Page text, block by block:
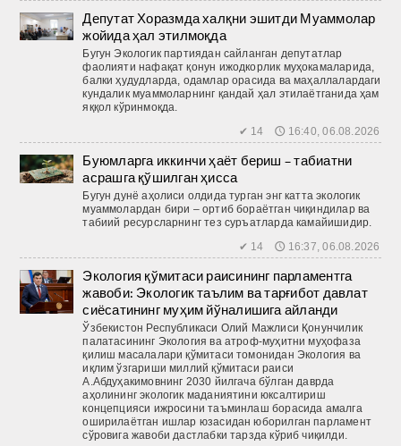
Депутат Хоразмда халқни эшитди Муаммолар
жойида ҳал этилмоқда
Бугун Экологик партиядан сайланган депутатлар
фаолияти нафақат қонун ижодкорлик муҳокамаларида,
балки ҳудудларда, одамлар орасида ва маҳаллалардаги
кундалик муаммоларнинг қандай ҳал этилаётганида ҳам
яққол кўринмоқда.
✔ 14 🕔 16:40, 06.08.2026
Буюмларга иккинчи ҳаёт бериш – табиатни
асрашга қўшилган ҳисса
Бугун дунё аҳолиси олдида турган энг катта экологик
муаммолардан бири – ортиб бораётган чиқиндилар ва
табиий ресурсларнинг тез суръатларда камайишидир.
✔ 14 🕔 16:37, 06.08.2026
Экология қўмитаси раисининг парламентга
жавоби: Экологик таълим ва тарғибот давлат
сиёсатининг муҳим йўналишига айланди
Ўзбекистон Республикаси Олий Мажлиси Қонунчилик
палатасининг Экология ва атроф-муҳитни муҳофаза
қилиш масалалари қўмитаси томонидан Экология ва
иқлим ўзгариши миллий қўмитаси раиси
А.Абдуҳакимовнинг 2030 йилгача бўлган даврда
аҳолининг экологик маданиятини юксалтириш
концепцияси ижросини таъминлаш борасида амалга
оширилаётган ишлар юзасидан юборилган парламент
сўровига жавоби дастлабки тарзда кўриб чиқилди.